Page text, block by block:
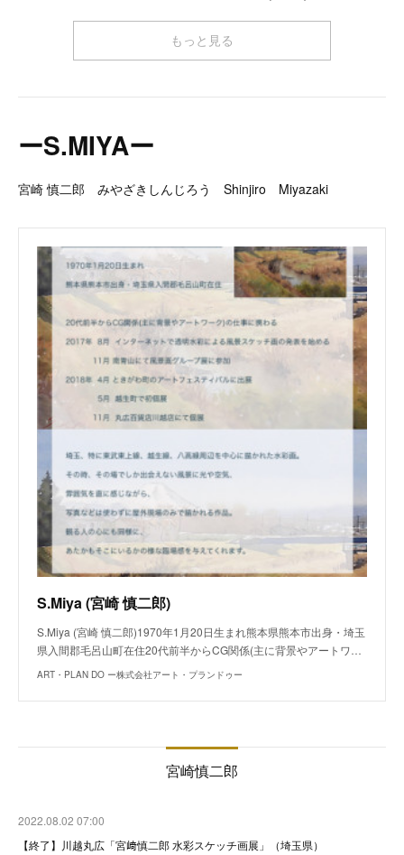
もっと見る
ーS.MIYAー
宮崎 慎二郎 みやざきしんじろう Shinjiro Miyazaki
S.Miya (宮崎 慎二郎)
S.Miya (宮崎 慎二郎)1970年1月20日生まれ熊本県熊本市出身・埼玉
県入間郡毛呂山町在住20代前半からCG関係(主に背景やアートワ…
ART・PLAN DO ー株式会社アート・プランドゥー
宮崎慎二郎
2022.08.02 07:00
【終了】川越丸広「宮﨑慎二郎 水彩スケッチ画展」（埼玉県）